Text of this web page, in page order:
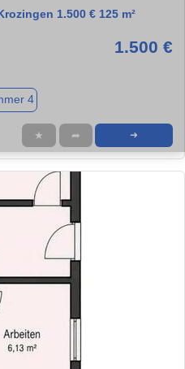
1.500 € 125 m²
1.500 €
4
★ ➦ ➜